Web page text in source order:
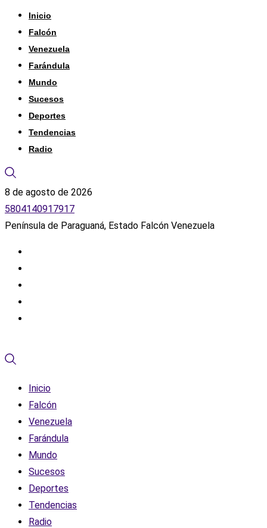
Inicio
Falcón
Venezuela
Farándula
Mundo
Sucesos
Deportes
Tendencias
Radio
8 de agosto de 2026
5804140917917
Península de Paraguaná, Estado Falcón Venezuela
Inicio
Falcón
Venezuela
Farándula
Mundo
Sucesos
Deportes
Tendencias
Radio